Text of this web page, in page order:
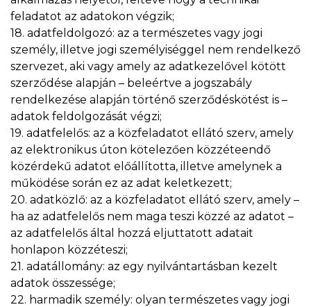
feladatot az adatokon végzik;
18. adatfeldolgozó: az a természetes vagy jogi
személy, illetve jogi személyiséggel nem rendelkező
szervezet, aki vagy amely az adatkezelővel kötött
szerződése alapján – beleértve a jogszabály
rendelkezése alapján történő szerződéskötést is –
adatok feldolgozását végzi;
19. adatfelelős: az a közfeladatot ellátó szerv, amely
az elektronikus úton kötelezően közzéteendő
közérdekű adatot előállította, illetve amelynek a
működése során ez az adat keletkezett;
20. adatközlő: az a közfeladatot ellátó szerv, amely –
ha az adatfelelős nem maga teszi közzé az adatot –
az adatfelelős által hozzá eljuttatott adatait
honlapon közzéteszi;
21. adatállomány: az egy nyilvántartásban kezelt
adatok összessége;
22. harmadik személy: olyan természetes vagy jogi